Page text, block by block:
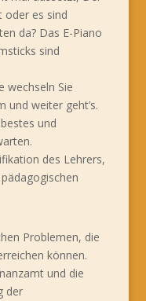
oder es sind
da? Das E-Piano
sind
wechseln Sie
und weiter geht’s.
und
des Lehrers,
Problemen, die
können.
und die
der